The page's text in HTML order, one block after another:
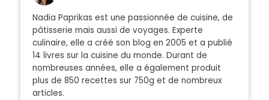
Nadia Paprikas est une passionnée de cuisine, de
pâtisserie mais aussi de voyages. Experte
culinaire, elle a créé son blog en 2005 et a publié
14 livres sur la cuisine du monde. Durant de
nombreuses années, elle a également produit
plus de 850 recettes sur 750g et de nombreux
articles.